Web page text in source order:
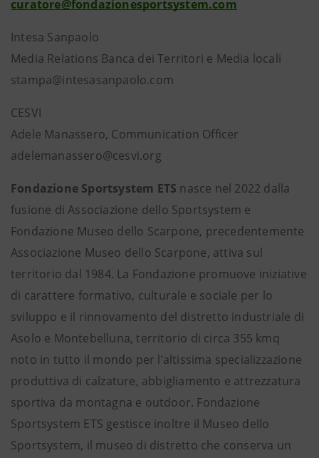
curatore@fondazionesportsystem.com
Intesa Sanpaolo
Media Relations Banca dei Territori e Media locali
stampa@intesasanpaolo.com
CESVI
Adele Manassero, Communication Officer
adelemanassero@cesvi.org
Fondazione Sportsystem ETS nasce nel 2022 dalla
fusione di Associazione dello Sportsystem e
Fondazione Museo dello Scarpone, precedentemente
Associazione Museo dello Scarpone, attiva sul
territorio dal 1984. La Fondazione promuove iniziative
di carattere formativo, culturale e sociale per lo
sviluppo e il rinnovamento del distretto industriale di
Asolo e Montebelluna, territorio di circa 355 kmq
noto in tutto il mondo per l’altissima specializzazione
produttiva di calzature, abbigliamento e attrezzatura
sportiva da montagna e outdoor. Fondazione
Sportsystem ETS gestisce inoltre il Museo dello
Sportsystem, il museo di distretto che conserva un